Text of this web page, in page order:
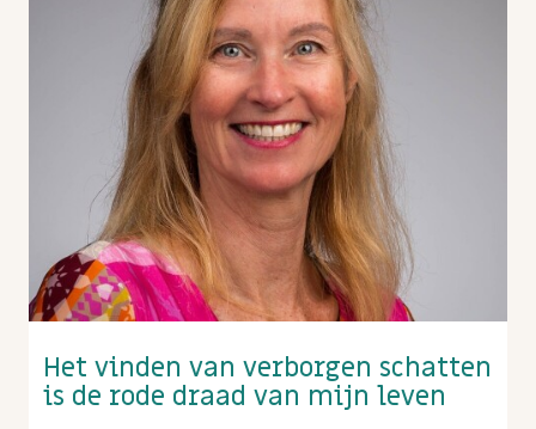
Het vinden van verborgen schatten
is de rode draad van mijn leven